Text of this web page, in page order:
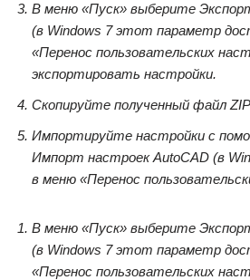
В меню «Пуск» выберите
(в Windows 7 этот параметр
«Перенос пользовательских
экспортировать настройки.
Скопируйте полученный файл
Импортируйте настройки с
Импорт настроек AutoCAD (в
в меню «Перенос
В меню «Пуск» выберите
(в Windows 7 этот параметр
«Перенос пользовательских